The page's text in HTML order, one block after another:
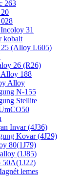
263
31
kobalt
25 (Alloy L605)
26 (R26)
Alloy 188
Alloy
N-155
Stellite
Invar (4J36)
Kovar (4J29)
80(1J79)
(1J85)
50A(1J22)
lemes